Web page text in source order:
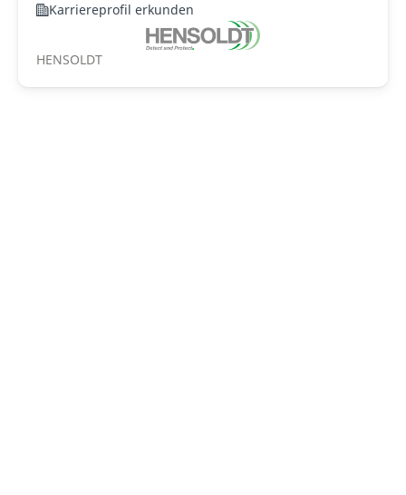
Karriereprofil erkunden
HENSOLDT